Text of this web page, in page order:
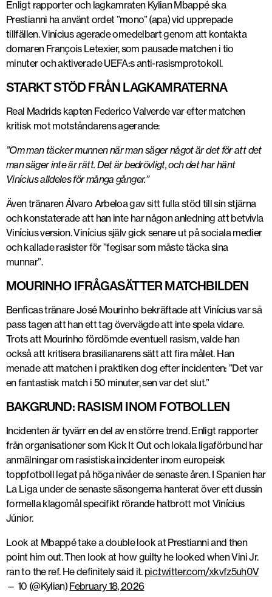
Enligt rapporter och lagkamraten Kylian Mbappé ska
Prestianni ha använt ordet ”mono” (apa) vid upprepade
tillfällen. Vinícius agerade omedelbart genom att kontakta
domaren François Letexier, som pausade matchen i tio
minuter och aktiverade UEFA:s anti-rasismprotokoll.
STARKT STÖD FRÅN LAGKAMRATERNA
Real Madrids kapten Federico Valverde var efter matchen
kritisk mot motståndarens agerande:
”Om man täcker munnen när man säger något är det för att det
man säger inte är rätt. Det är bedrövligt, och det har hänt
Vinícius alldeles för många gånger.”
Även tränaren Álvaro Arbeloa gav sitt fulla stöd till sin stjärna
och konstaterade att han inte har någon anledning att betvivla
Vinícius version. Vinícius själv gick senare ut på sociala medier
och kallade rasister för ”fegisar som måste täcka sina
munnar”.
MOURINHO IFRÅGASÄTTER MATCHBILDEN
Benficas tränare José Mourinho bekräftade att Vinícius var så
pass tagen att han ett tag övervägde att inte spela vidare.
Trots att Mourinho fördömde eventuell rasism, valde han
också att kritisera brasilianarens sätt att fira målet. Han
menade att matchen i praktiken dog efter incidenten: ”Det var
en fantastisk match i 50 minuter, sen var det slut.”
BAKGRUND: RASISM INOM FOTBOLLEN
Incidenten är tyvärr en del av en större trend. Enligt rapporter
från organisationer som Kick It Out och lokala ligaförbund har
anmälningar om rasistiska incidenter inom europeisk
toppfotboll legat på höga nivåer de senaste åren. I Spanien har
La Liga under de senaste säsongerna hanterat över ett dussin
formella klagomål specifikt rörande hatbrott mot Vinícius
Júnior.
Look at Mbappé take a double look at Prestianni and then
point him out. Then look at how guilty he looked when Vini Jr.
ran to the ref. He definitely said it. pic.twitter.com/xkvfz5uh0V
— 10 (@Kylian)February 18, 2026